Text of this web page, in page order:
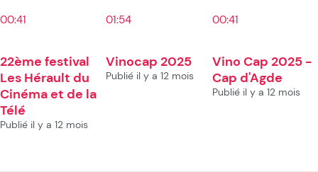
00:41
22ème festival
Les Hérault du
Cinéma et de la
Télé
Publié il y a 12 mois
01:54
Vinocap 2025
Publié il y a 12 mois
00:41
Vino Cap 2025 -
Cap d'Agde
Publié il y a 12 mois